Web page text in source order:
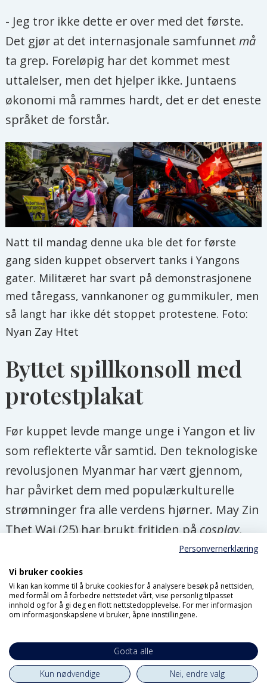
- Jeg tror ikke dette er over med det første.
Det gjør at det internasjonale samfunnetmå
ta grep. Foreløpig har det kommet mest
uttalelser, men det hjelper ikke. Juntaens
økonomi må rammes hardt, det er det eneste
språket de forstår.
Natt til mandag denne uka ble det for første
gang siden kuppet observert tanks i Yangons
gater. Militæret har svart på demonstrasjonene
med tåregass, vannkanoner og gummikuler, men
så langt har ikke dét stoppet protestene. Foto:
Nyan Zay Htet
Byttet spillkonsoll med
protestplakat
Før kuppet levde mange unge i Yangon et liv
som reflekterte vår samtid. Den teknologiske
revolusjonen Myanmar har vært gjennom,
har påvirket dem med populærkulturelle
strømninger fra alle verdens hjørner. May Zin
Thet Wai (25) har brukt fritiden påcosplay,
Fan Lay (20) på gatedans. Og Soe Moe Aye
(25), som begynte med dataspill for seks å
siden, er nå profesjonellgamerfor laget
Mobile Legends- og administrerende direktør
Nå har alle tre inntatt Yangons gater -
for å demonstrere mot kuppet.
Personvernerklæring
Vi bruker cookies
Vi kan kan komme til å bruke cookies for å analysere besøk på nettsiden,
med formål om å forbedre nettstedet vårt, vise personlig tilpasset
innhold og for å gi deg en flott nettstedopplevelse. For mer informasjon
om informasjonskapslene vi bruker, åpne innstillingene.
Godta alle
Kun nødvendige
Nei, endre valg